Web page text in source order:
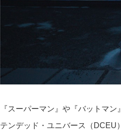
『スーパーマン』や『バットマ
テンデッド・ユニバース（DCEU